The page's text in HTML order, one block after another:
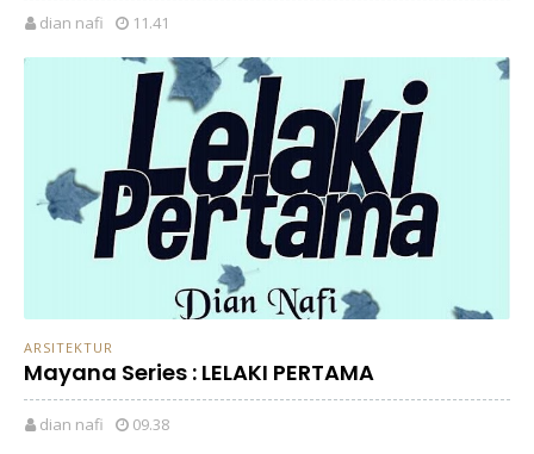
dian nafi 11.41
ARSITEKTUR
Mayana Series : LELAKI PERTAMA
dian nafi 09.38